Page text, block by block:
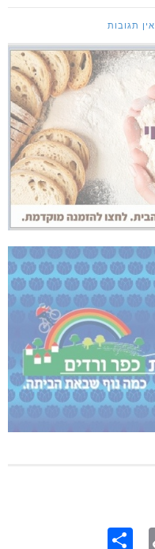
אין תגובות
Link